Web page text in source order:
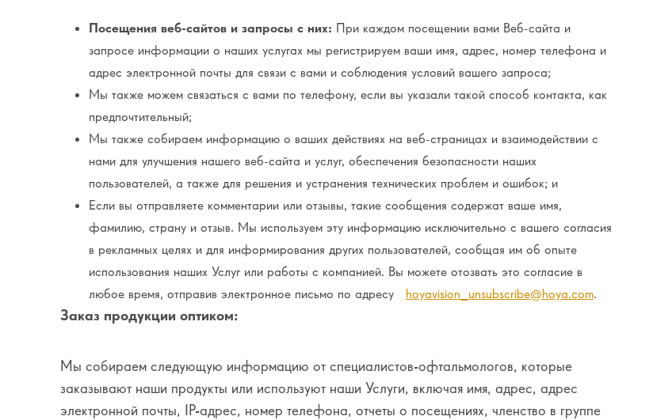
Посещения веб-сайтов и запросы с них: При каждом посещении вами Веб-сайта и
запросе информации о наших услугах мы регистрируем ваши имя, адрес, номер телефона и
адрес электронной почты для связи с вами и соблюдения условий вашего запроса;
Мы также можем связаться с вами по телефону, если вы указали такой способ контакта, как
предпочтительный;
Мы также собираем информацию о ваших действиях на веб-страницах и взаимодействии с
нами для улучшения нашего веб-сайта и услуг, обеспечения безопасности наших
пользователей, а также для решения и устранения технических проблем и ошибок; и
Если вы отправляете комментарии или отзывы, такие сообщения содержат ваше имя,
фамилию, страну и отзыв. Мы используем эту информацию исключительно с вашего согласия
в рекламных целях и для информирования других пользователей, сообщая им об опыте
использования наших Услуг или работы с компанией. Вы можете отозвать это согласие в
любое время, отправив электронное письмо по адресу hoyavision_unsubscribe@hoya.com.
Заказ продукции оптиком:
Мы собираем следующую информацию от специалистов-офтальмологов, которые
заказывают наши продукты или используют наши Услуги, включая имя, адрес, адрес
электронной почты, IP-адрес, номер телефона, отчеты о посещениях, членство в группе